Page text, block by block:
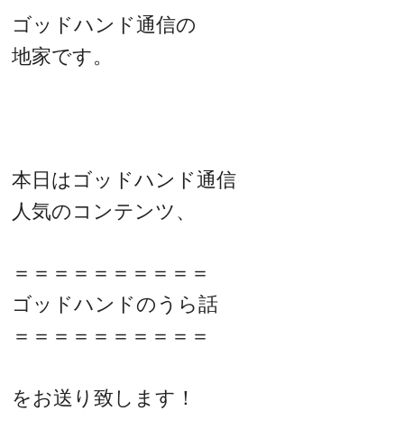
ゴッドハンド通信の
地家です。
本日はゴッドハンド通信
人気のコンテンツ、
＝＝＝＝＝＝＝＝＝＝
ゴッドハンドのうら話
＝＝＝＝＝＝＝＝＝＝
をお送り致します！